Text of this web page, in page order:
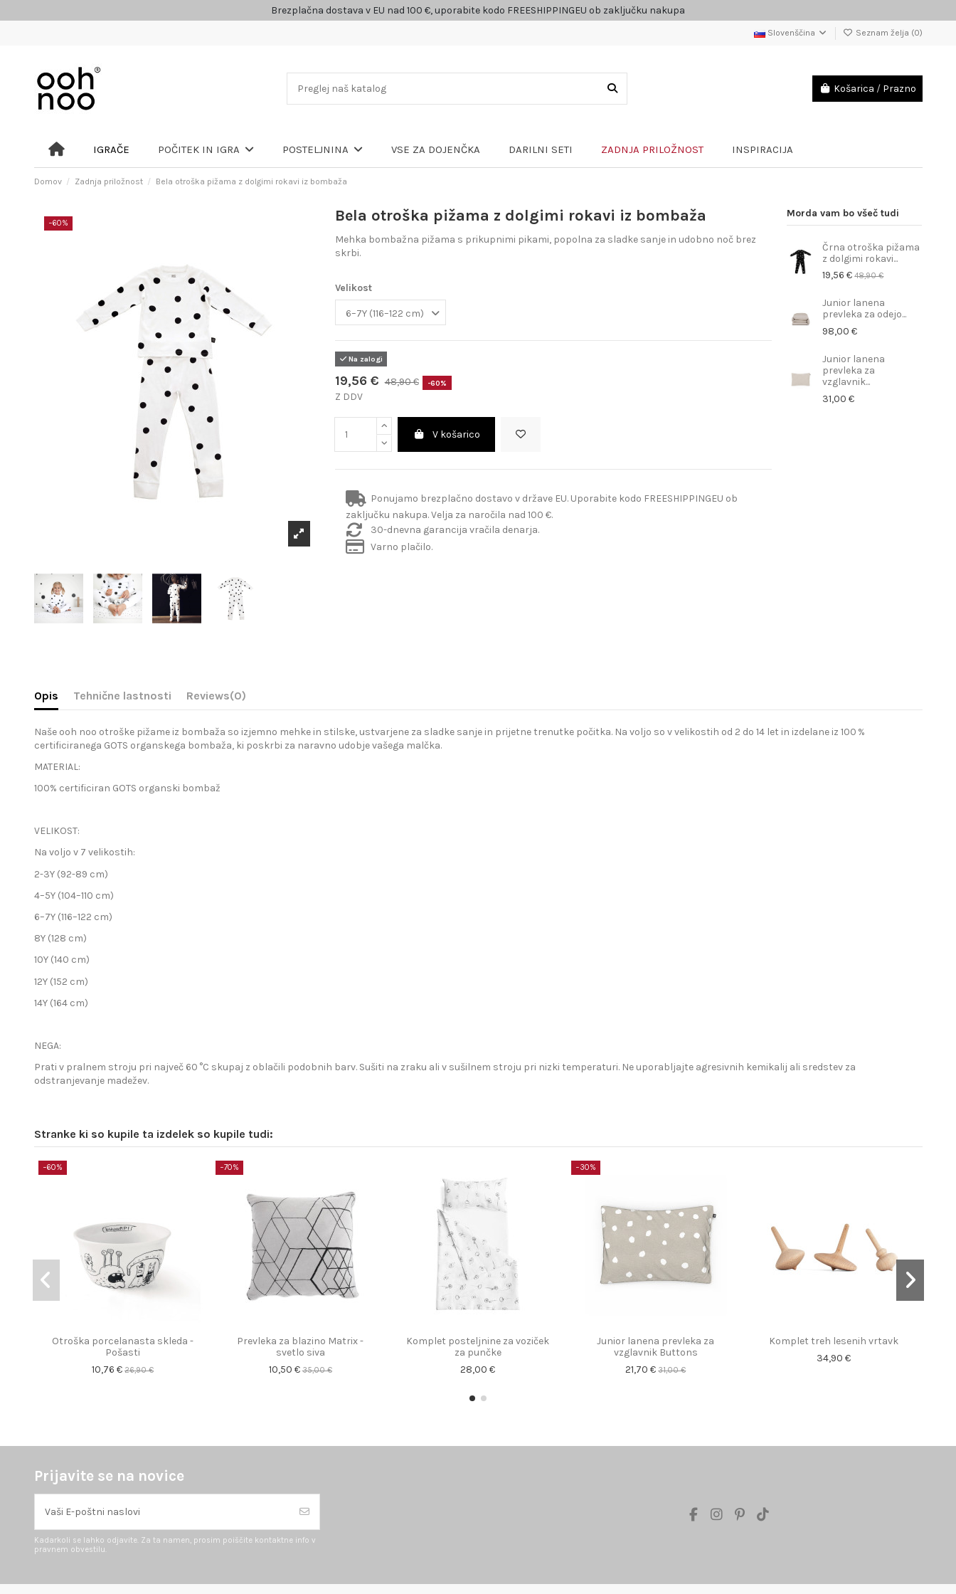
Brezplačna dostava v EU nad 100 €, uporabite kodo FREESHIPPINGEU ob zaključku nakupa
Slovenščina Seznam želja (0)
Košarica / Prazno
IGRAČE POČITEK IN IGRA POSTELJNINA VSE ZA DOJENČKA DARILNI SETI ZADNJA PRILOŽNOST INSPIRACIJA
Domov Zadnja priložnost Bela otroška pižama z dolgimi rokavi iz bombaža
−60% Bela otroška pižama z dolgimi rokavi iz bombaža
Mehka bombažna pižama s prikupnimi pikami, popolna za sladke sanje in udobno noč brez
skrbi.
Velikost
Na zalogi
19,56 € 48,90 € -60%
Z DDV
V košarico
Ponujamo brezplačno dostavo v države EU. Uporabite kodo FREESHIPPINGEU ob
zaključku nakupa. Velja za naročila nad 100 €.
30-dnevna garancija vračila denarja.
Varno plačilo.
Morda vam bo všeč tudi
Črna otroška pižama
z dolgimi rokavi...
19,56 € 48,90 €
Junior lanena
prevleka za odejo...
98,00 €
Junior lanena
prevleka za
vzglavnik...
31,00 €
Opis Tehnične lastnosti Reviews(0)
Naše ooh noo otroške pižame iz bombaža so izjemno mehke in stilske, ustvarjene za sladke sanje in prijetne trenutke počitka. Na voljo so v velikostih od 2 do 14 let in izdelane iz 100 %
certificiranega GOTS organskega bombaža, ki poskrbi za naravno udobje vašega malčka.
MATERIAL:
100% certificiran GOTS organski bombaž
VELIKOST:
Na voljo v 7 velikostih:
2-3Y (92-89 cm)
4–5Y (104–110 cm)
6–7Y (116–122 cm)
8Y (128 cm)
10Y (140 cm)
12Y (152 cm)
14Y (164 cm)
NEGA:
Prati v pralnem stroju pri največ 60 °C skupaj z oblačili podobnih barv. Sušiti na zraku ali v sušilnem stroju pri nizki temperaturi. Ne uporabljajte agresivnih kemikalij ali sredstev za
odstranjevanje madežev.
Stranke ki so kupile ta izdelek so kupile tudi:
−60%
Otroška porcelanasta skleda -
Pošasti
10,76 € 26,90 €
−70%
Prevleka za blazino Matrix -
svetlo siva
10,50 €35,00 €
Komplet posteljnine za voziček
za punčke
28,00 €
−30%
Junior lanena prevleka za
vzglavnik Buttons
21,70 €31,00 €
Komplet treh lesenih vrtavk
34,90 €
Prijavite se na novice
Kadarkoli se lahko odjavite. Za ta namen, prosim poiščite kontaktne info v
pravnem obvestilu.